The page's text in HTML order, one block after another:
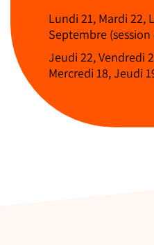
Lundi 21, Mardi 22,
Septembre
Jeudi 22, Vendredi
Mercredi 18, Jeudi